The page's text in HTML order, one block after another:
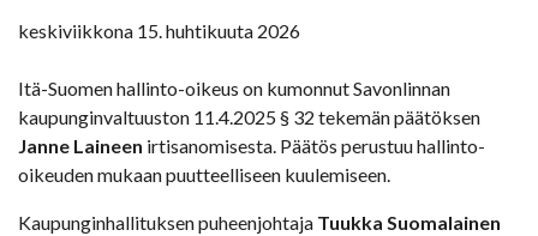
keskiviikkona 15. huhtikuuta 2026
Itä-Suomen hallinto-oikeus on kumonnut Savonlinnan
kaupunginvaltuuston 11.4.2025 § 32 tekemän päätöksen
Janne Laineen irtisanomisesta. Päätös perustuu hallinto-
oikeuden mukaan puutteelliseen kuulemiseen.
Kaupunginhallituksen puheenjohtaja Tuukka Suomalainen